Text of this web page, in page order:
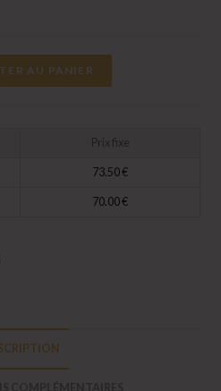
AU PANIER
Prix fixe
73.50€
70.00€